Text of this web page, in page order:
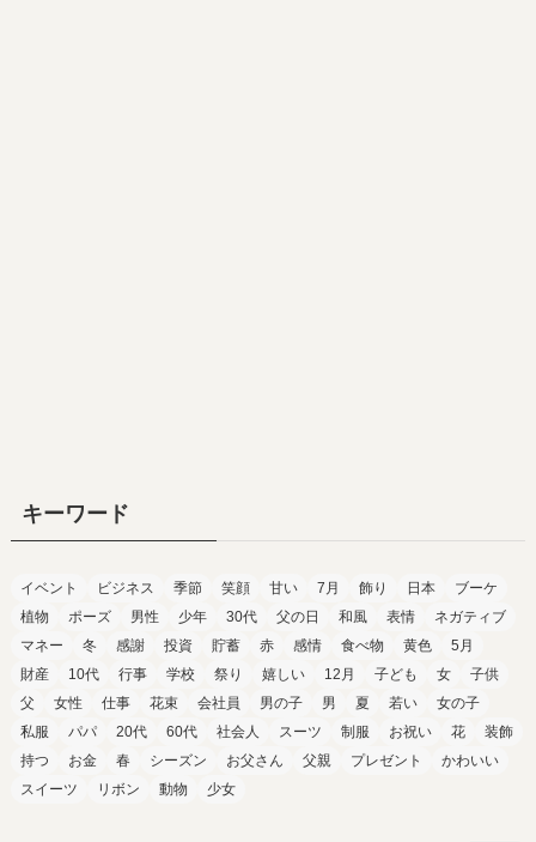
キーワード
イベント ビジネス 季節 笑顔 甘い 7月 飾り 日本
ブーケ
植物
ポーズ 男性 少年 30代 父の日 和風 表情
ネガティブ
マネー
冬 感謝 投資 貯蓄 赤 感情 食べ物 黄色
5月
財産
10代 行事 学校 祭り 嬉しい 12月 子ども 女
子供
父
女性 仕事 花束 会社員 男の子 男 夏 若い
女の子
私服
パパ 20代 60代 社会人 スーツ 制服 お祝い 花
装飾
持つ
お金 春 シーズン お父さん 父親 プレゼント
かわいい
スイーツ
リボン 動物 少女